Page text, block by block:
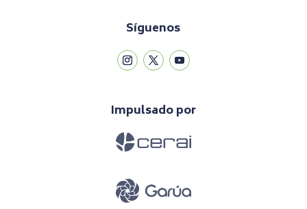
Síguenos
Impulsado por